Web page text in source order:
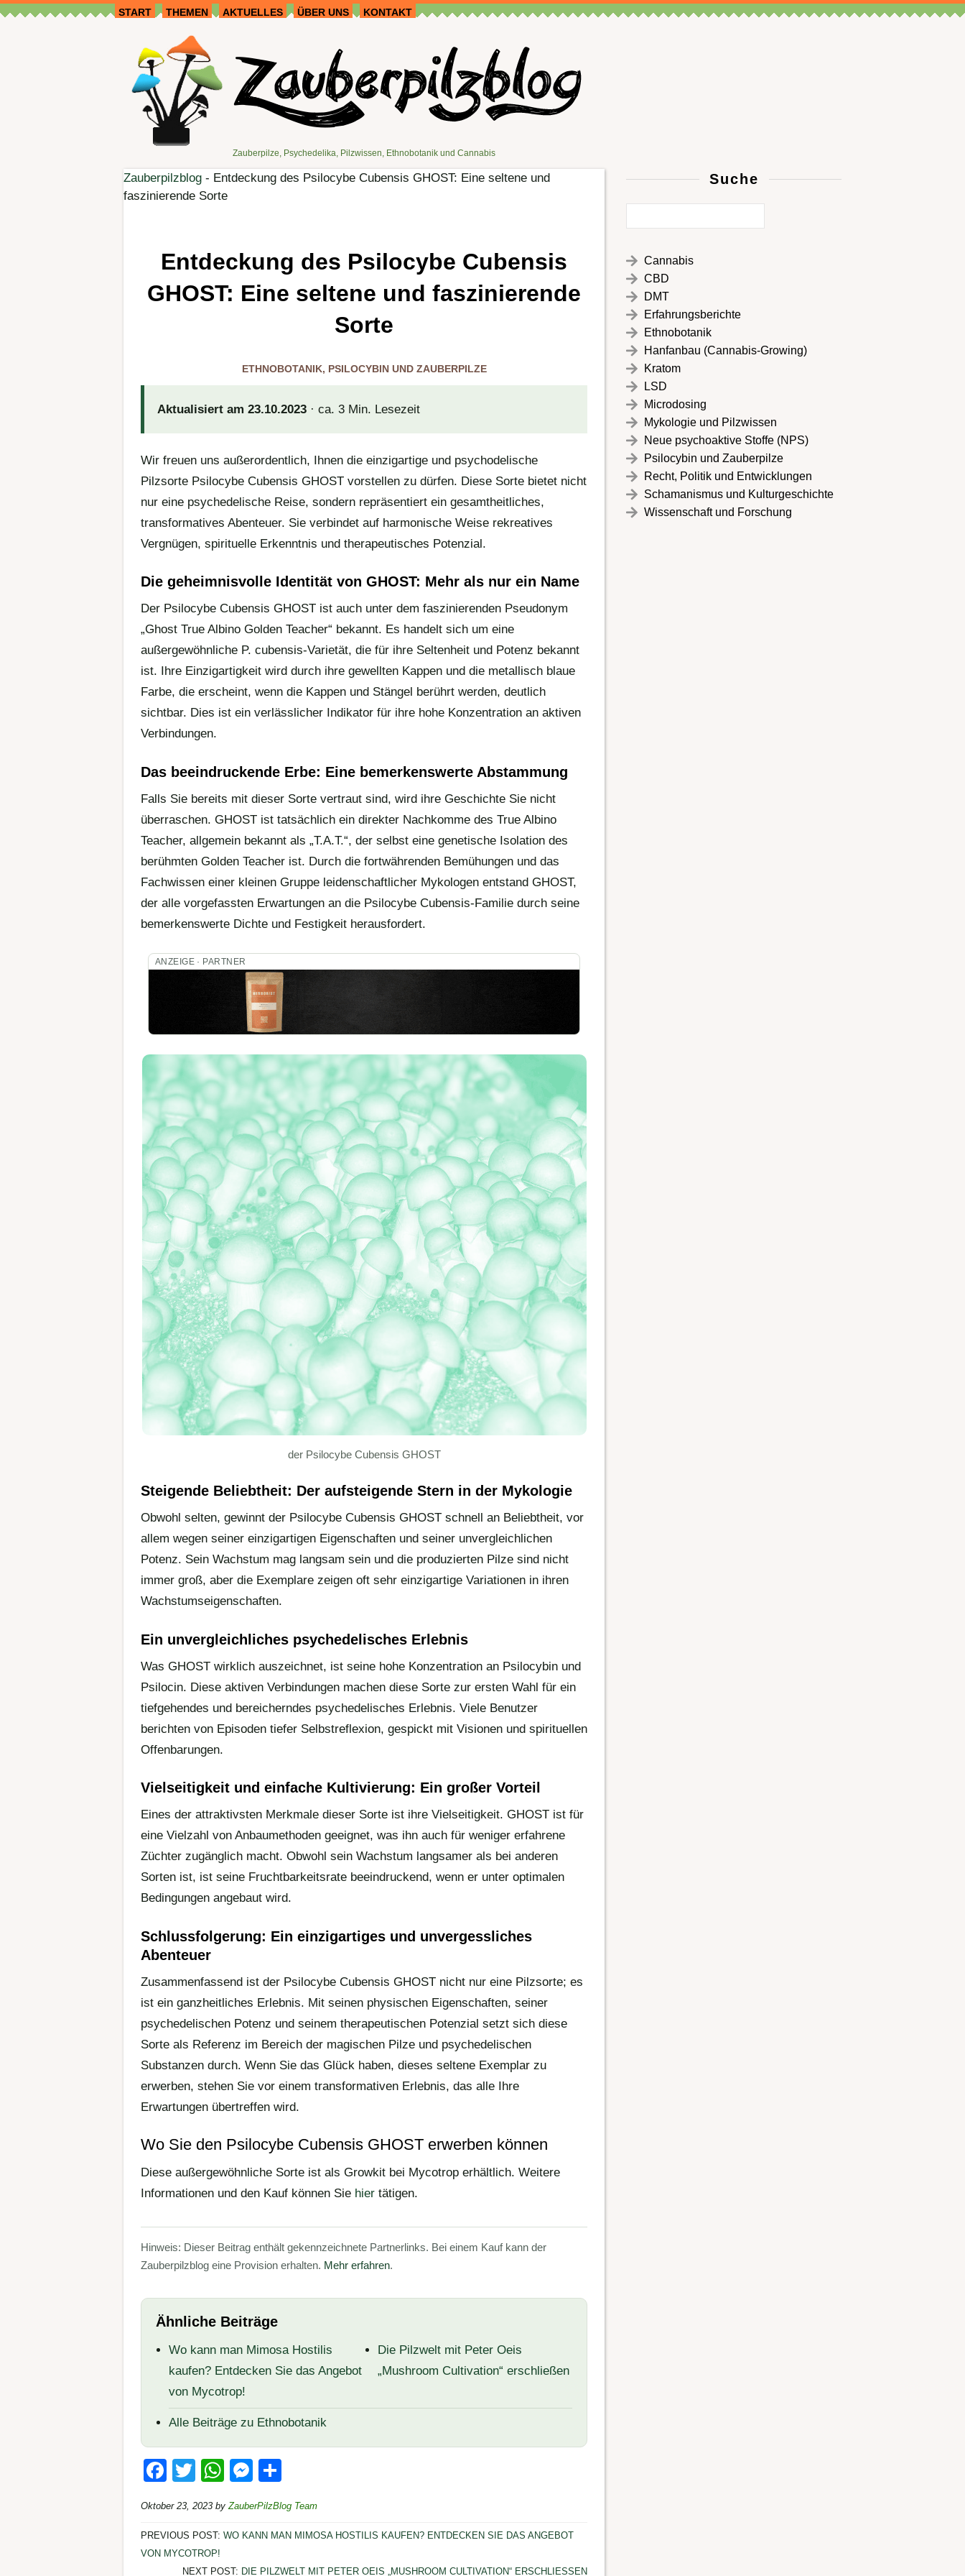
START THEMEN AKTUELLES ÜBER UNS KONTAKT
Zauberpilze, Psychedelika, Pilzwissen, Ethnobotanik und Cannabis
Zauberpilzblog - Entdeckung des Psilocybe Cubensis GHOST: Eine seltene und
faszinierende Sorte
Entdeckung des Psilocybe Cubensis
GHOST: Eine seltene und faszinierende
Sorte
ETHNOBOTANIK, PSILOCYBIN UND ZAUBERPILZE
Aktualisiert am 23.10.2023· ca. 3 Min. Lesezeit
Wir freuen uns außerordentlich, Ihnen die einzigartige und psychodelische
Pilzsorte Psilocybe Cubensis GHOST vorstellen zu dürfen. Diese Sorte bietet nicht
nur eine psychedelische Reise, sondern repräsentiert ein gesamtheitliches,
transformatives Abenteuer. Sie verbindet auf harmonische Weise rekreatives
Vergnügen, spirituelle Erkenntnis und therapeutisches Potenzial.
Die geheimnisvolle Identität von GHOST: Mehr als nur ein Name
Der Psilocybe Cubensis GHOST ist auch unter dem faszinierenden Pseudonym
„Ghost True Albino Golden Teacher“ bekannt. Es handelt sich um eine
außergewöhnliche P. cubensis-Varietät, die für ihre Seltenheit und Potenz bekannt
ist. Ihre Einzigartigkeit wird durch ihre gewellten Kappen und die metallisch blaue
Farbe, die erscheint, wenn die Kappen und Stängel berührt werden, deutlich
sichtbar. Dies ist ein verlässlicher Indikator für ihre hohe Konzentration an aktiven
Verbindungen.
Das beeindruckende Erbe: Eine bemerkenswerte Abstammung
Falls Sie bereits mit dieser Sorte vertraut sind, wird ihre Geschichte Sie nicht
überraschen. GHOST ist tatsächlich ein direkter Nachkomme des True Albino
Teacher, allgemein bekannt als „T.A.T.“, der selbst eine genetische Isolation des
berühmten Golden Teacher ist. Durch die fortwährenden Bemühungen und das
Fachwissen einer kleinen Gruppe leidenschaftlicher Mykologen entstand GHOST,
der alle vorgefassten Erwartungen an die Psilocybe Cubensis-Familie durch seine
bemerkenswerte Dichte und Festigkeit herausfordert.
ANZEIGE · PARTNER
der Psilocybe Cubensis GHOST
Steigende Beliebtheit: Der aufsteigende Stern in der Mykologie
Obwohl selten, gewinnt der Psilocybe Cubensis GHOST schnell an Beliebtheit, vor
allem wegen seiner einzigartigen Eigenschaften und seiner unvergleichlichen
Potenz. Sein Wachstum mag langsam sein und die produzierten Pilze sind nicht
immer groß, aber die Exemplare zeigen oft sehr einzigartige Variationen in ihren
Wachstumseigenschaften.
Ein unvergleichliches psychedelisches Erlebnis
Was GHOST wirklich auszeichnet, ist seine hohe Konzentration an Psilocybin und
Psilocin. Diese aktiven Verbindungen machen diese Sorte zur ersten Wahl für ein
tiefgehendes und bereicherndes psychedelisches Erlebnis. Viele Benutzer
berichten von Episoden tiefer Selbstreflexion, gespickt mit Visionen und spirituellen
Offenbarungen.
Vielseitigkeit und einfache Kultivierung: Ein großer Vorteil
Eines der attraktivsten Merkmale dieser Sorte ist ihre Vielseitigkeit. GHOST ist für
eine Vielzahl von Anbaumethoden geeignet, was ihn auch für weniger erfahrene
Züchter zugänglich macht. Obwohl sein Wachstum langsamer als bei anderen
Sorten ist, ist seine Fruchtbarkeitsrate beeindruckend, wenn er unter optimalen
Bedingungen angebaut wird.
Schlussfolgerung: Ein einzigartiges und unvergessliches
Abenteuer
Zusammenfassend ist der Psilocybe Cubensis GHOST nicht nur eine Pilzsorte; es
ist ein ganzheitliches Erlebnis. Mit seinen physischen Eigenschaften, seiner
psychedelischen Potenz und seinem therapeutischen Potenzial setzt sich diese
Sorte als Referenz im Bereich der magischen Pilze und psychedelischen
Substanzen durch. Wenn Sie das Glück haben, dieses seltene Exemplar zu
erwerben, stehen Sie vor einem transformativen Erlebnis, das alle Ihre
Erwartungen übertreffen wird.
Wo Sie den Psilocybe Cubensis GHOST erwerben können
Diese außergewöhnliche Sorte ist als Growkit bei Mycotrop erhältlich. Weitere
Informationen und den Kauf können Sie hier tätigen.
Hinweis: Dieser Beitrag enthält gekennzeichnete Partnerlinks. Bei einem Kauf kann der
Zauberpilzblog eine Provision erhalten. Mehr erfahren.
Ähnliche Beiträge
Wo kann man Mimosa Hostilis
kaufen? Entdecken Sie das Angebot
von Mycotrop!
Die Pilzwelt mit Peter Oeis
„Mushroom Cultivation“ erschließen
Alle Beiträge zu Ethnobotanik
F
c
e
b
T
tt
er
W
at
s
A
M
ss
e
n
e
n
Oktober 23, 2023 by ZauberPilzBlog Team
PREVIOUS POST: WO KANN MAN MIMOSA HOSTILIS KAUFEN? ENTDECKEN SIE DAS ANGEBOT
VON MYCOTROP!
NEXT POST: DIE PILZWELT MIT PETER OEIS „MUSHROOM CULTIVATION“ ERSCHLIESSEN
Suche
Cannabis
CBD
DMT
Erfahrungsberichte
Ethnobotanik
Hanfanbau (Cannabis-Growing)
Kratom
LSD
Microdosing
Mykologie und Pilzwissen
Neue psychoaktive Stoffe (NPS)
Psilocybin und Zauberpilze
Recht, Politik und Entwicklungen
Schamanismus und Kulturgeschichte
Wissenschaft und Forschung